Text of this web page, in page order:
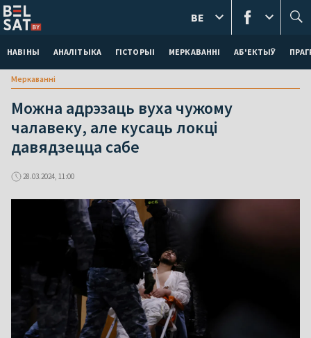
НАВІНЫ АНАЛІТЫКА ГІСТОРЫІ МЕРКАВАННI АБ'ЕКТЫЎ
BE
Меркаваннi
Можна адрэзаць вуха чужому
чалавеку, але кусаць локці
давядзецца сабе
28.03.2024, 11:00